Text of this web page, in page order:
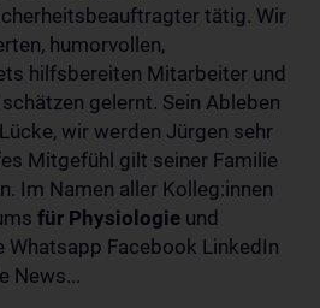
tätig. Wir
humorvollen,
hilfsbereiten Mitarbeiter und
gelernt. Sein Ableben
wir werden Jürgen sehr
Mitgefühl gilt seiner Familie
Im Namen aller Kolleg:innen
für Physiologie und
Whatsapp Facebook LinkedIn
News...